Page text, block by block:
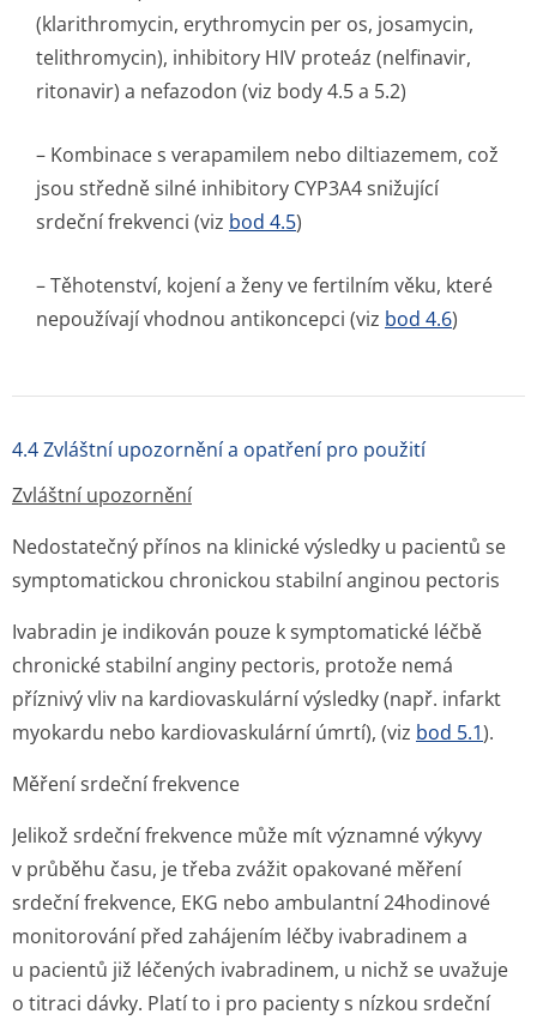
(klarithromycin, erythromycin per os, josamycin,
telithromycin), inhibitory HIV proteáz (nelfinavir,
ritonavir) a nefazodon (viz body 4.5 a 5.2)
– Kombinace s verapamilem nebo diltiazemem, což
jsou středně silné inhibitory CYP3A4 snižující
srdeční frekvenci (viz bod 4.5)
– Těhotenství, kojení a ženy ve fertilním věku, které
nepoužívají vhodnou antikoncepci (viz bod 4.6)
4.4 Zvláštní upozornění a opatření pro použití
Zvláštní upozornění
Nedostatečný přínos na klinické výsledky u pacientů se
symptomatickou chronickou stabilní anginou pectoris
Ivabradin je indikován pouze k symptomatické léčbě
chronické stabilní anginy pectoris, protože nemá
příznivý vliv na kardiovaskulární výsledky (např. infarkt
myokardu nebo kardiovaskulární úmrtí), (viz bod 5.1).
Měření srdeční frekvence
Jelikož srdeční frekvence může mít významné výkyvy
v průběhu času, je třeba zvážit opakované měření
srdeční frekvence, EKG nebo ambulantní 24hodinové
monitorování před zahájením léčby ivabradinem a
u pacientů již léčených ivabradinem, u nichž se uvažuje
o titraci dávky. Platí to i pro pacienty s nízkou srdeční